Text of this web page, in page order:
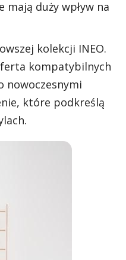
duży wpływ na
kolekcji INEO.
kompatybilnych
nowoczesnymi
które podkreślą